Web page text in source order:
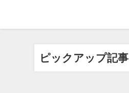
ピックアップ記事